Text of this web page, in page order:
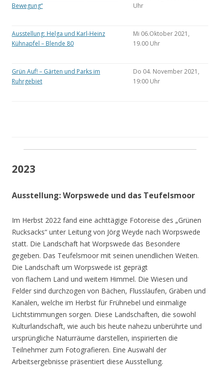
Bewegung“
Uhr
Ausstellung: Helga und Karl-Heinz
Kühnapfel – Blende 80
Mi 06.Oktober 2021,
19.00 Uhr
Grün Auf! – Gärten und Parks im
Ruhrgebiet
Do 04. November 2021,
19:00 Uhr
2023
Ausstellung: Worpswede und das Teufelsmoor
Im Herbst 2022 fand eine achttägige Fotoreise des „Grünen
Rucksacks“ unter Leitung von Jörg Weyde nach Worpswede
statt. Die Landschaft hat Worpswede das Besondere
gegeben. Das Teufelsmoor mit seinen unendlichen Weiten.
Die Landschaft um Worpswede ist geprägt
von flachem Land und weitem Himmel. Die Wiesen und
Felder sind durchzogen von Bächen, Flussläufen, Gräben und
Kanälen, welche im Herbst für Frühnebel und einmalige
Lichtstimmungen sorgen. Diese Landschaften, die sowohl
Kulturlandschaft, wie auch bis heute nahezu unberührte und
ursprüngliche Naturräume darstellen, inspirierten die
Teilnehmer zum Fotografieren. Eine Auswahl der
Arbeitsergebnisse präsentiert diese Ausstellung.